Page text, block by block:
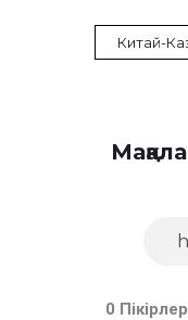
Китай-
0 Пікірлер